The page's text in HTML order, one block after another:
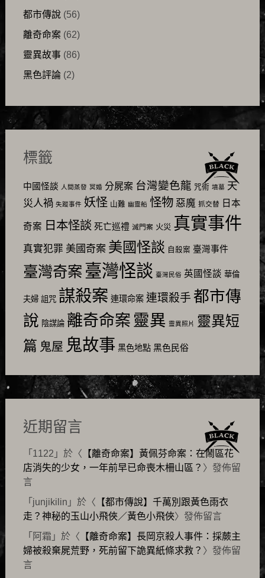
都市傳說(56)
離奇命案(62)
靈異故事(86)
黑色評論(2)
標籤
中國怪談 人間蒸發 冥婚 分屍案 台灣變色龍 咒術 墳墓 天
災人禍 失蹤事件 妖怪 山難 幽靈船 怪物 惡魔 抓交替 日本
奇案 日本怪談 死亡巡禮 滅門案 火災 真實事件
真實犯罪 美國奇案 美國怪談 自殺案 臺灣事件
臺灣奇案 臺灣怪談 臺灣民俗 英國怪談 華倫
夫婦 詛咒 謀殺案 連環命案 連環殺手 都市傳
說 陰謀論 離奇命案 靈異 靈異照片 靈異短
篇 鬼屋 鬼故事 黑色地點 黑色民俗
近期留言
「 1122 」於〈 【離奇命案】黃佩芬命案：在鬧區花
店消失的少女，一年前早已命喪木柵山區？ 〉發佈留
言
「 junjikilin 」於〈 【都市傳說】千萬別跟黃色雨衣
走？神秘的玉山小飛俠／黃色小飛俠〉發佈留言
「 阿霜 」於〈 【離奇命案】長岡京殺人事件：採蕨主
婦被殺棄屍荒野，死前留下詭異紙條求救？ 〉發佈留
言